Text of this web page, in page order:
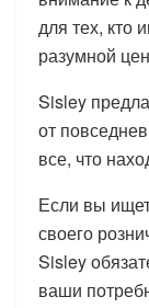
для тех, кто
разумной
Sisley
от
все, что
Если вы
своего
Sisley
ваши